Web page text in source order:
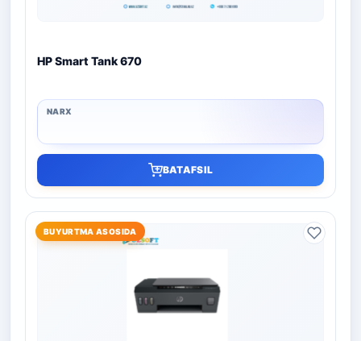
HP Smart Tank 670
BATAFSIL
BUYURTMA ASOSIDA